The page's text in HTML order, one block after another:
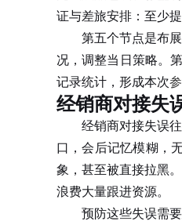
证与差旅安排：至少
第五个节点是布展
况，调整当日策略。
记录统计，形成本次
经销商对接失
经销商对接失误往
口，会后记忆模糊，
象，甚至被直接拉黑
浪费大量跟进资源。
预防这些失误需要